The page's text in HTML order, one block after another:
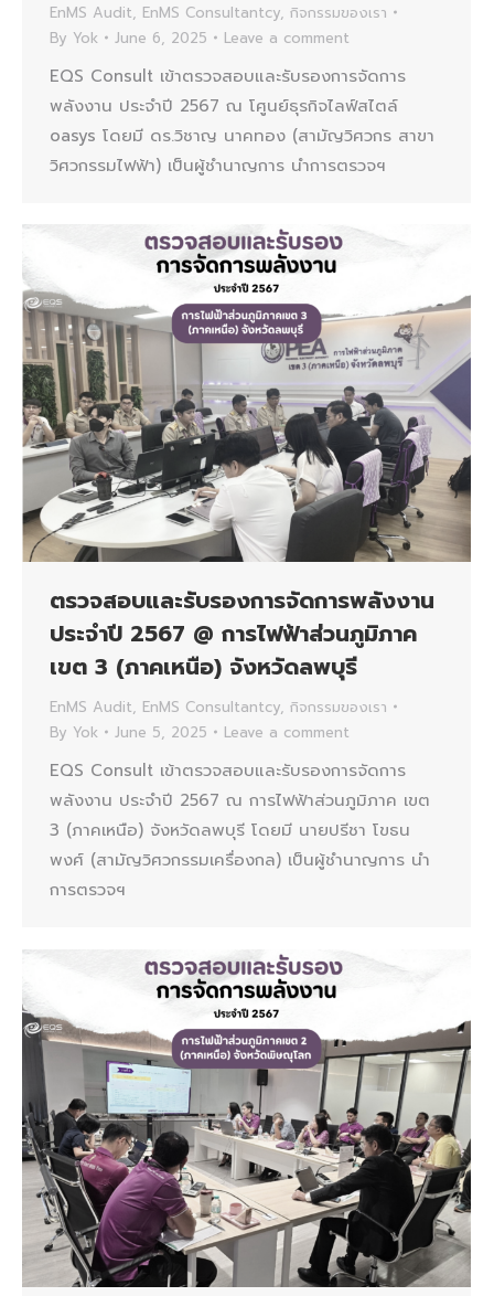
EnMS Audit, EnMS Consultantcy, กิจกรรมของเรา
By Yok June 6, 2025 Leave a comment
EQS Consult เข้าตรวจสอบและรับรองการจัดการ
พลังงาน ประจำปี 2567 ณ โศูนย์ธุรกิจไลฟ์สไตล์
oasys โดยมี ดร.วิชาญ นาคทอง (สามัญวิศวกร สาขา
วิศวกรรมไฟฟ้า) เป็นผู้ชำนาญการ นำการตรวจฯ
ตรวจสอบและรับรองการจัดการพลังงาน
ประจำปี 2567 @ การไฟฟ้าส่วนภูมิภาค
เขต 3 (ภาคเหนือ) จังหวัดลพบุรี
EnMS Audit, EnMS Consultantcy, กิจกรรมของเรา
By Yok June 5, 2025 Leave a comment
EQS Consult เข้าตรวจสอบและรับรองการจัดการ
พลังงาน ประจำปี 2567 ณ การไฟฟ้าส่วนภูมิภาค เขต
3 (ภาคเหนือ) จังหวัดลพบุรี โดยมี นายปรีชา โขธน
พงศ์ (สามัญวิศวกรรมเครื่องกล) เป็นผู้ชำนาญการ นำ
การตรวจฯ